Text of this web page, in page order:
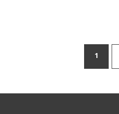
энергией, их польза
повышения
1